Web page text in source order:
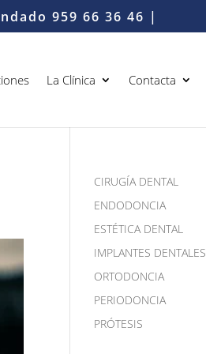
959 66 36 46 |
La Clínica Contacta
CIRUGÍA DENTAL
ENDODONCIA
ESTÉTICA DENTAL
IMPLANTES DENTALES
ORTODONCIA
PERIODONCIA
PRÓTESIS